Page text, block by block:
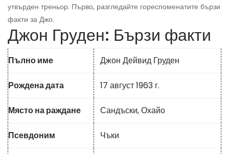
утвърден треньор. Първо, разгледайте гореспоменатите бързи
факти за Джо.
Джон Груден: Бързи факти
Пълно име Джон Дейвид Груден
Рождена дата 17 август 1963 г.
Място на раждане Сандъски, Охайо
Псевдоним Чъки